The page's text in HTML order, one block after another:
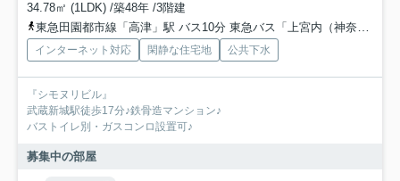
34.78㎡ (1LDK) /築48年 /3階建
東急田園都市線「高津」駅 バス10分 東急バス「上宮内（神奈川県）」 停歩4分
インターネット対応 閑静な住宅地 公共下水
『シモヌリビル』
武蔵新城駅徒歩17分♪鉄骨造マンション♪
バストイレ別・ガスコンロ設置可♪
募集中の部屋